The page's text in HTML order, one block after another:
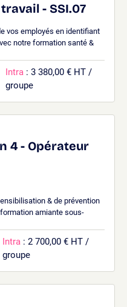
- SSI.07
vos employés en identifiant
notre formation santé &
Intra : 3 380,00 € HT /
groupe
4 - Opérateur
& de prévention
amiante sous-
Intra : 2 700,00 € HT /
groupe